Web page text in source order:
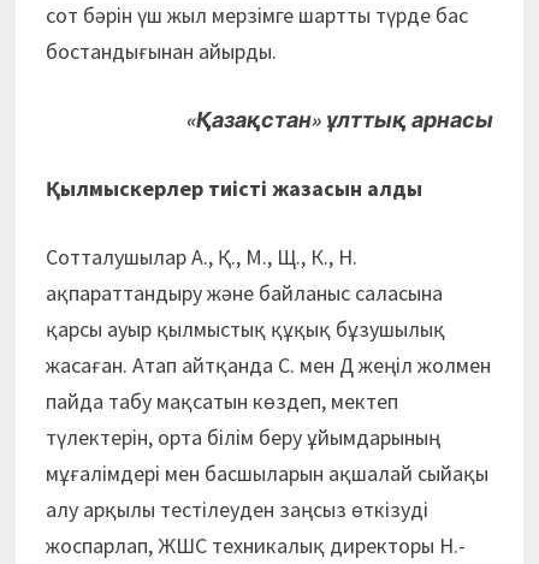
сот бәрін үш жыл мерзімге шартты түрде бас
бостандығынан айырды.
«Қазақстан» ұлттық арнасы
Қылмыскерлер тиісті жазасын алды
Сотталушылар А., Қ., М., Щ., К., Н.
ақпараттандыру және байланыс саласына
қарсы ауыр қылмыстық құқық бұзушылық
жасаған. Атап айтқанда С. мен Д жеңіл жолмен
пайда табу мақсатын көздеп, мектеп
түлектерін, орта білім беру ұйымдарының
мұғалімдері мен басшыларын ақшалай сыйақы
алу арқылы тестілеуден заңсыз өткізуді
жоспарлап, ЖШС техникалық директоры Н.-